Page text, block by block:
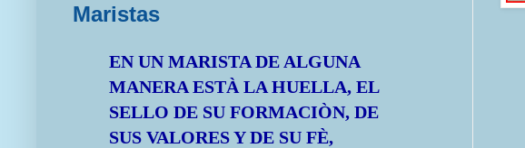
Maristas
EN UN MARISTA DE ALGUNA
MANERA ESTÀ LA HUELLA, EL
SELLO DE SU FORMACIÒN, DE
SUS VALORES Y DE SU FÈ,